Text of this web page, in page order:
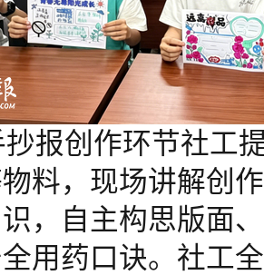
抄报创作环节社工
料，现场讲解创
，自主构思版面
用药口诀。社工